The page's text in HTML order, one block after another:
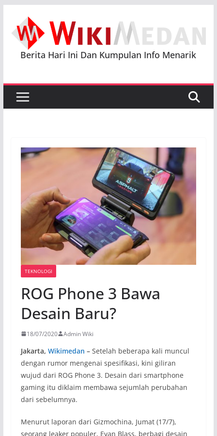
content
Berita Hari Ini Dan Kumpulan Info Menarik
TEKNOLOGI
ROG Phone 3 Bawa
Desain Baru?
18/07/2020 Admin Wiki
Jakarta, Wikimedan –Setelah beberapa kali muncul
dengan rumor mengenai spesifikasi, kini giliran
wujud dari ROG Phone 3. Desain dari smartphone
gaming itu diklaim membawa sejumlah perubahan
dari sebelumnya.
Menurut laporan dari Gizmochina, Jumat (17/7),
seorang leaker populer, Evan Blass, berbagi desain